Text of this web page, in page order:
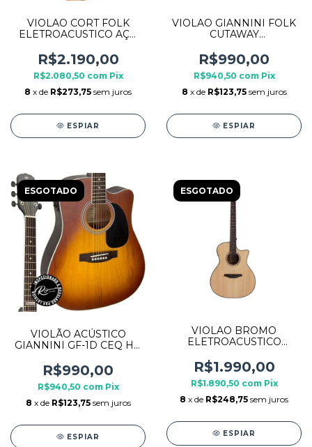
VIOLAO CORT FOLK
ELETROACUSTICO AÇO
R$2.190,00
R$2.080,50 com Pix
8 x de R$273,75 sem juros
ESPIAR
VIOLAO GIANNINI FOLK
CUTAWAY
NATURAL
R$990,00
R$940,50 com Pix
8 x de R$123,75 sem juros
ESPIAR
ESGOTADO
VIOLÃO ACÚSTICO
GIANNINI GF-1D CEQ HB
R$990,00
R$940,50 com Pix
8 x de R$123,75 sem juros
ESPIAR
ESGOTADO
VIOLAO BROMO
ELETROACUSTICO
BAT2CE NATURAL
R$1.990,00
R$1.890,50 com Pix
8 x de R$248,75 sem juros
ESPIAR